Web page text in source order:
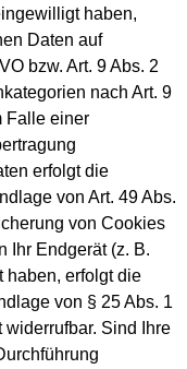
haben,
Daten auf
bzw. Art. 9 Abs. 2
nach Art. 9
Falle einer
erfolgt die
von Art. 49 Abs.
von Cookies
Ihr Endgerät (z. B.
erfolgt die
von § 25 Abs. 1
Sind Ihre